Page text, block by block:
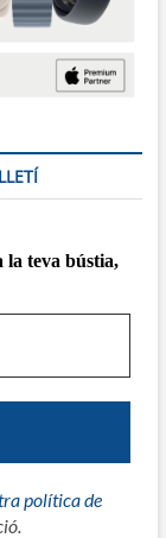
la teva bústia,
política de